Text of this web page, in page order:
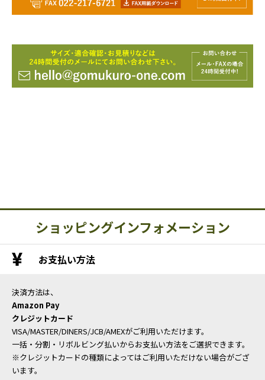
ショッピングインフォメーション
お支払い方法
決済方法は、
Amazon Pay
クレジットカード
VISA/MASTER/DINERS/JCB/AMEXがご利用いただけます。
一括・分割・リボルビング払いからお支払い方法をご選択できます。
※クレジットカードの種類によってはご利用いただけない場合がござ
います。